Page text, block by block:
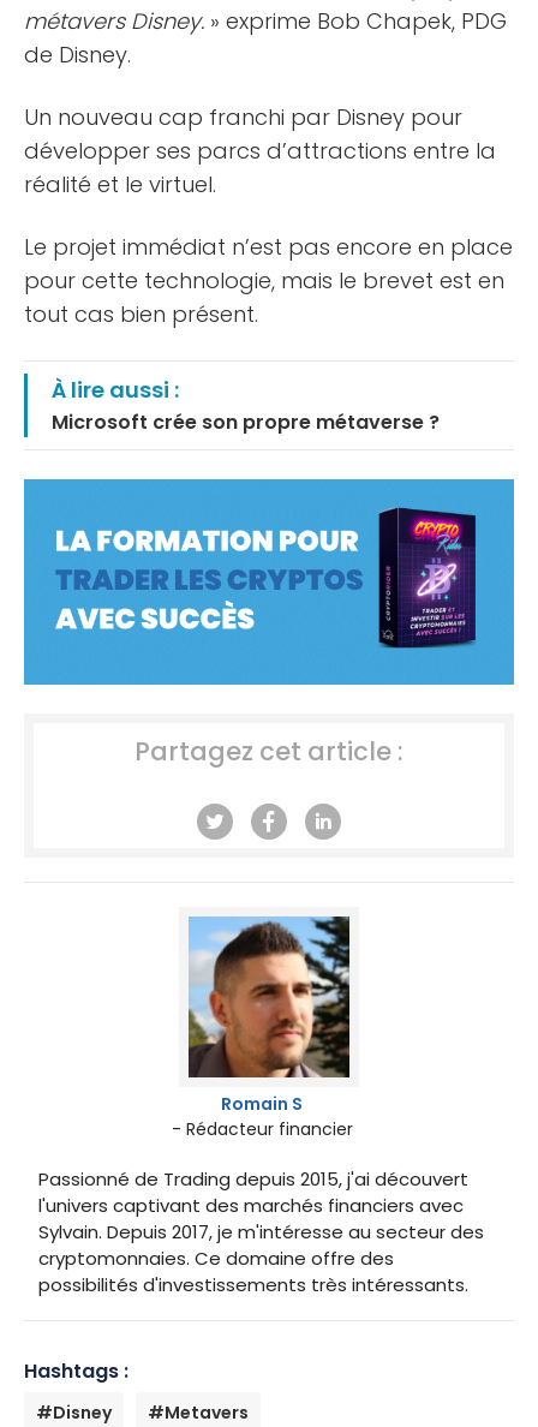
métavers Disney. » exprime Bob Chapek, PDG
de Disney.
Un nouveau cap franchi par Disney pour
développer ses parcs d’attractions entre la
réalité et le virtuel.
Le projet immédiat n’est pas encore en place
pour cette technologie, mais le brevet est en
tout cas bien présent.
À lire aussi :
Microsoft crée son propre métaverse ?
Partagez cet article :
Romain S
- Rédacteur financier
Passionné de Trading depuis 2015, j'ai découvert
l'univers captivant des marchés financiers avec
Sylvain. Depuis 2017, je m'intéresse au secteur des
cryptomonnaies. Ce domaine offre des
possibilités d'investissements très intéressants.
Hashtags :
#Disney #Metavers